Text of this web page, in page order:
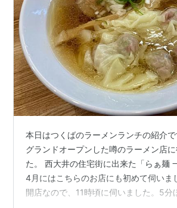
本日はつくばのラーメンランチの紹介
グランドオープンした噂のラーメン店
た。 西大井の住宅街に出来た「らぁ麺
4月にはこちらのお店にも初めて伺いま
開店なので、11時頃に伺いました。5分